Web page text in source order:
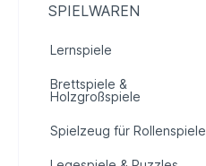
SPIELWAREN
Lernspiele
Brettspiele &
Holzgroßspiele
Spielzeug für Rollenspiele